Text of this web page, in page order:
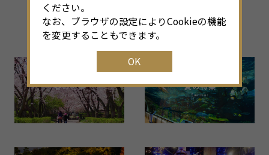
その他のシーズン特集
Back Number
ください。
なお、ブラウザの設定によりCookieの機能
を変更することもできます。
OK